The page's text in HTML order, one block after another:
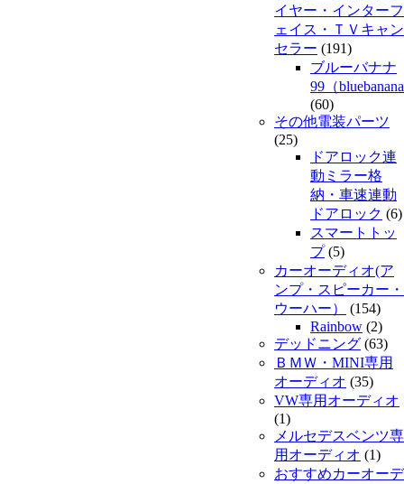
イヤー・インターフ
ェイス・ＴＶキャン
セラー (191)
ブルーバナナ
99（
(60)
その他電装パーツ
(25)
ドアロック連
動ミラー格
納・車速連動
ドアロック (6)
スマートトッ
プ(5)
カーオーディオ(ア
ンプ・スピーカー・
ウーハー）
(154)
Rainbow (2)
デッドニング (63)
ＢＭＷ・MINI専用
オーディオ (35)
VW専用オーディオ
(1)
メルセデスベンツ専
用オーディオ (1)
おすすめカーオーデ